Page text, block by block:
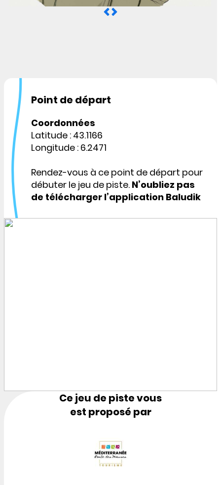
Point de départ
Coordonnées
Latitude : 43.1166
Longitude : 6.2471
Rendez-vous à ce point de départ pour
débuter le jeu de piste. N’oubliez pas
de télécharger l’application Baludik
Ce jeu de piste vous
est proposé par